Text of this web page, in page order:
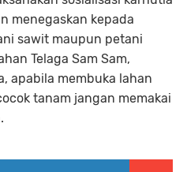
menegaskan kepada
sawit maupun petani
Telaga Sam Sam,
apabila membuka lahan
tanam jangan memakai